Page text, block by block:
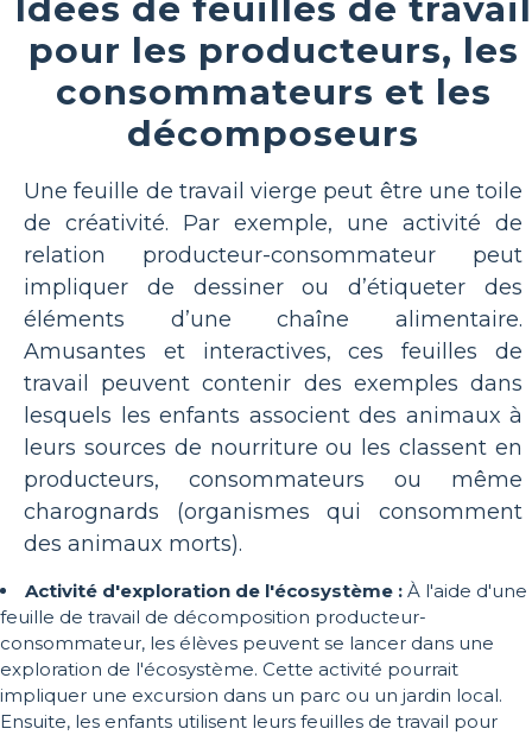
pour les producteurs, les
consommateurs et les
décomposeurs
Une feuille de travail vierge peut être une toile
de créativité. Par exemple, une activité de
relation producteur-consommateur peut
impliquer de dessiner ou d’étiqueter des
éléments d’une chaîne alimentaire.
Amusantes et interactives, ces feuilles de
travail peuvent contenir des exemples dans
lesquels les enfants associent des animaux à
leurs sources de nourriture ou les classent en
producteurs, consommateurs ou même
charognards (organismes qui consomment
des animaux morts).
Activité d'exploration de l'écosystème : À l'aide d'une
feuille de travail de décomposition producteur-
consommateur, les élèves peuvent se lancer dans une
exploration de l'écosystème. Cette activité pourrait
impliquer une excursion dans un parc ou un jardin local.
Ensuite, les enfants utilisent leurs feuilles de travail pour